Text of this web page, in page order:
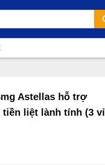
Astellas hỗ trợ
liệt lành tính (3 vỉ